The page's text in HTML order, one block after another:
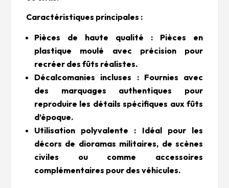
Caractéristiques principales :
Pièces de haute qualité : Pièces en
plastique moulé avec précision pour
recréer des fûts réalistes.
Décalcomanies incluses : Fournies avec
des marquages authentiques pour
reproduire les détails spécifiques aux fûts
d’époque.
Utilisation polyvalente : Idéal pour les
décors de dioramas militaires, de scènes
civiles ou comme accessoires
complémentaires pour des véhicules.